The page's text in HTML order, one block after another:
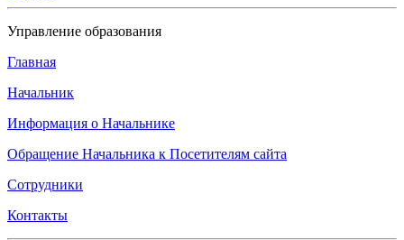
Управление образования
Главная
Начальник
Информация о Начальнике
Обращение Начальника к Посетителям сайта
Сотрудники
Контакты